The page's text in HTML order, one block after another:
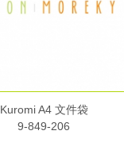
Kuromi A4 文件袋
9-849-206